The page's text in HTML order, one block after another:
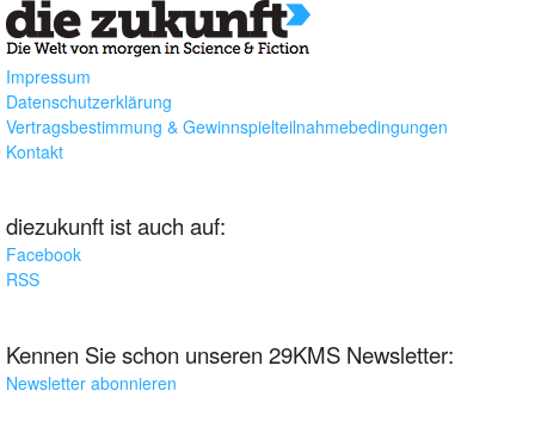
Impressum
Datenschutzerklärung
Vertragsbestimmung & Gewinnspielteilnahmebedingungen
Kontakt
diezukunft ist auch auf:
Facebook
RSS
Kennen Sie schon unseren 29KMS Newsletter:
Newsletter abonnieren